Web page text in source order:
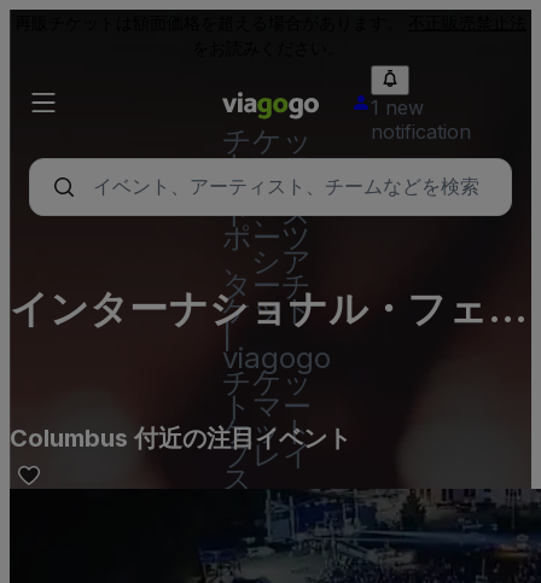
チケッ
ト - コ
ンサー
ト、ス
ポーツ
、シア
ターチ
ケット
|
viagogo
チケッ
トマー
ケット
プレイ
ス
1 new
notification
インターナショナル・フェス
Columbus 付近の注目イベント